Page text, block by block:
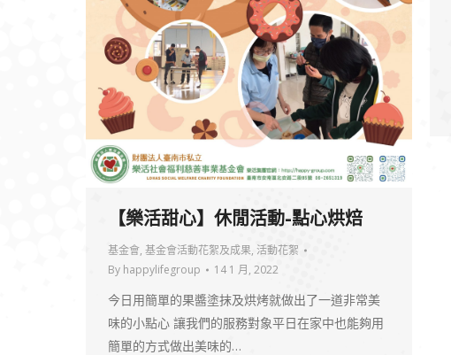
【樂活甜心】休閒活動-點心烘焙
基金會, 基金會活動花絮及成果, 活動花絮
By happylifegroup 14 1 月, 2022
今日用簡單的果醬塗抹及烘烤就做出了一道非常美
味的小點心 讓我們的服務對象平日在家中也能夠用
簡單的方式做出美味的…